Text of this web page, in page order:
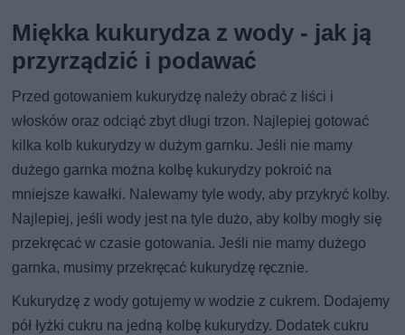
Miękka kukurydza z wody - jak ją
przyrządzić i podawać
Przed gotowaniem kukurydzę należy obrać z liści i
włosków oraz odciąć zbyt długi trzon. Najlepiej gotować
kilka kolb kukurydzy w dużym garnku. Jeśli nie mamy
dużego garnka można kolbę kukurydzy pokroić na
mniejsze kawałki. Nalewamy tyle wody, aby przykryć kolby.
Najlepiej, jeśli wody jest na tyle dużo, aby kolby mogły się
przekręcać w czasie gotowania. Jeśli nie mamy dużego
garnka, musimy przekręcać kukurydzę ręcznie.
Kukurydzę z wody gotujemy w wodzie z cukrem. Dodajemy
pół łyżki cukru na jedną kolbę kukurydzy. Dodatek cukru